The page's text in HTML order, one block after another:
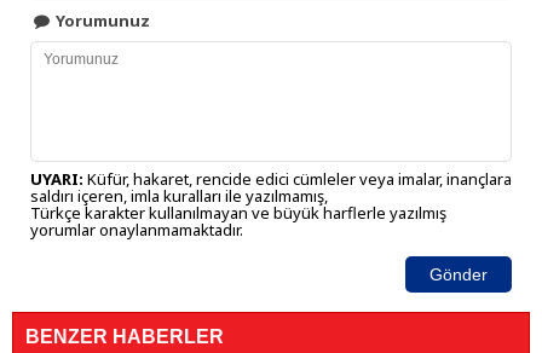
Yorumunuz
UYARI: Küfür, hakaret, rencide edici cümleler veya imalar, inançlara
saldırı içeren, imla kuralları ile yazılmamış,
Türkçe karakter kullanılmayan ve büyük harflerle yazılmış
yorumlar onaylanmamaktadır.
Gönder
BENZER HABERLER